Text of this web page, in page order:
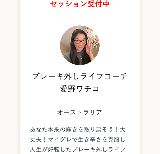
セッション受付中
ブレーキ外しライフコーチ
愛野ワチコ
オーストラリア
あなた本来の輝きを取り戻そう！大
丈夫！マイグレで生き辛さを克服し
人生が好転したブレーキ外しライフ